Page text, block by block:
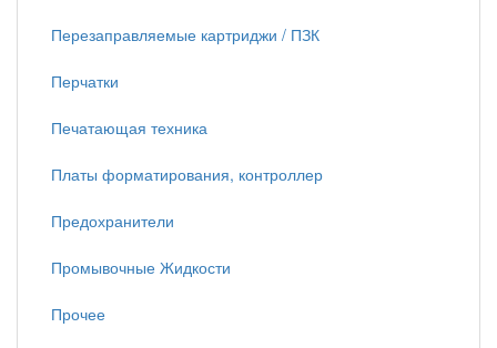
Перезаправляемые картриджи / ПЗК
Перчатки
Печатающая техника
Платы форматирования, контроллер
Предохранители
Промывочные Жидкости
Прочее